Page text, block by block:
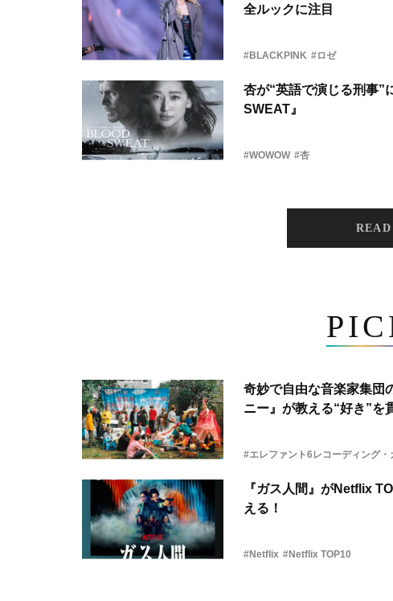
全ルックに注目
#BLACKPINK #ロゼ
杏が“英語で演じる刑事
SWEAT』
#WOWOW #杏
奇妙で自由な音楽家集団
ニー』が教える“好き”を
#エレファント6レコーディング・
『ガス人間』がNetflix
える！
#Netflix #Netflix TOP10